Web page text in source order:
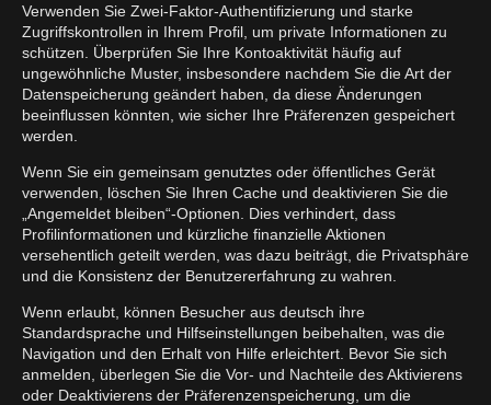
Verwenden Sie Zwei-Faktor-Authentifizierung und starke
Zugriffskontrollen in Ihrem Profil, um private Informationen zu
schützen. Überprüfen Sie Ihre Kontoaktivität häufig auf
ungewöhnliche Muster, insbesondere nachdem Sie die Art der
Datenspeicherung geändert haben, da diese Änderungen
beeinflussen könnten, wie sicher Ihre Präferenzen gespeichert
werden.
Wenn Sie ein gemeinsam genutztes oder öffentliches Gerät
verwenden, löschen Sie Ihren Cache und deaktivieren Sie die
„Angemeldet bleiben“-Optionen. Dies verhindert, dass
Profilinformationen und kürzliche finanzielle Aktionen
versehentlich geteilt werden, was dazu beiträgt, die Privatsphäre
und die Konsistenz der Benutzererfahrung zu wahren.
Wenn erlaubt, können Besucher aus deutsch ihre
Standardsprache und Hilfseinstellungen beibehalten, was die
Navigation und den Erhalt von Hilfe erleichtert. Bevor Sie sich
anmelden, überlegen Sie die Vor- und Nachteile des Aktivierens
oder Deaktivierens der Präferenzenspeicherung, um die